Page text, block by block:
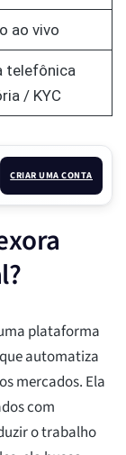
ao vivo
telefônica
/ KYC
CRIAR UMA CONTA
plataforma
automatiza
mercados. Ela
com
o trabalho